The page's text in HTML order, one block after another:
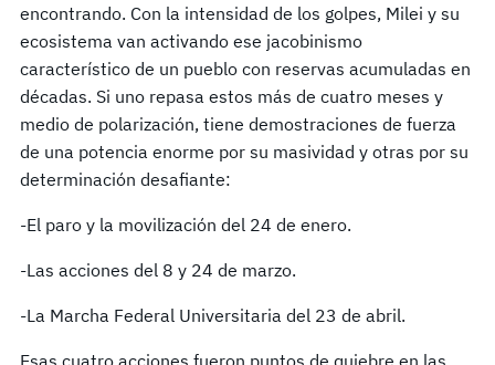
encontrando. Con la intensidad de los golpes, Milei y su
ecosistema van activando ese jacobinismo
característico de un pueblo con reservas acumuladas en
décadas. Si uno repasa estos más de cuatro meses y
medio de polarización, tiene demostraciones de fuerza
de una potencia enorme por su masividad y otras por su
determinación desafiante:
-El paro y la movilización del 24 de enero.
-Las acciones del 8 y 24 de marzo.
-La Marcha Federal Universitaria del 23 de abril.
Esas cuatro acciones fueron puntos de quiebre en las